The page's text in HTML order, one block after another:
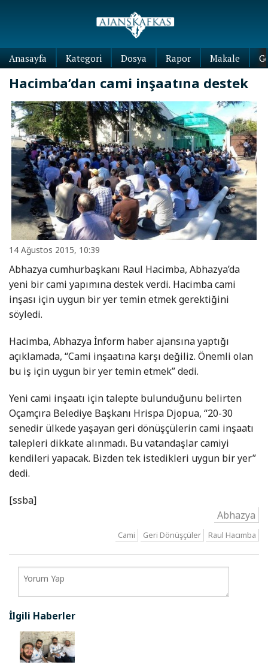
Anasayfa Kategori Dosya Rapor Makale
Hacimba’dan cami inşaatına destek
14 Ağustos 2015, 10:39
Abhazya cumhurbaşkanı Raul Hacimba, Abhazya’da
yeni bir cami yapımına destek verdi. Hacimba cami
inşası için uygun bir yer temin etmek gerektiğini
söyledi.
Hacimba, Abhazya İnform haber ajansına yaptığı
açıklamada, “Cami inşaatına karşı değiliz. Önemli olan
bu iş için uygun bir yer temin etmek” dedi.
Yeni cami inşaatı için talepte bulunduğunu belirten
Oçamçıra Belediye Başkanı Hrispa Djopua, “20-30
senedir ülkede yaşayan geri dönüşçülerin cami inşaatı
talepleri dikkate alınmadı. Bu vatandaşlar camiyi
kendileri yapacak. Bizden tek istedikleri uygun bir yer”
dedi.
[ssba]
Abhazya
Cami Geri Dönüşçüler Raul Hacımba
İlgili Haberler